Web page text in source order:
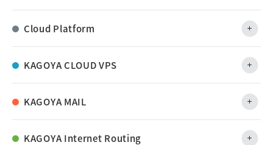
Cloud Platform
KAGOYA CLOUD VPS
KAGOYA MAIL
KAGOYA Internet Routing